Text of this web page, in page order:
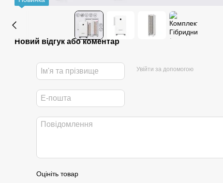
Новий відгук або коментар
Увійти за допомогою
Оцініть товар